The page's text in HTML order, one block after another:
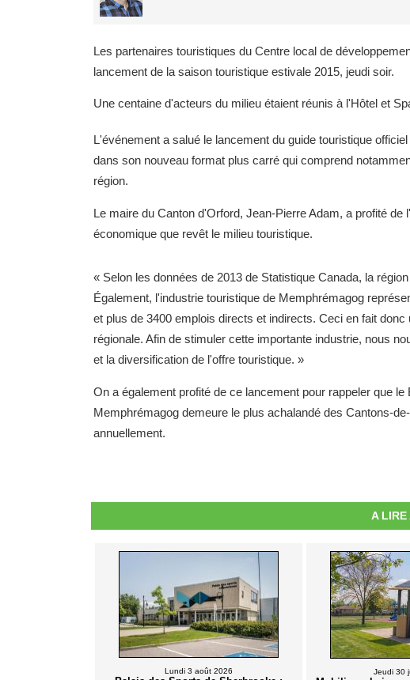
Les partenaires touristiques du Centre local de
lancement de la saison touristique estivale 2015, jeudi soir.
Une centaine d'acteurs du milieu étaient réunis à l'Hôtel et
L'événement a salué le lancement du guide touristique
dans son nouveau format plus carré qui comprend
région.
Le maire du Canton d'Orford, Jean-Pierre Adam, a profité
économique que revêt le milieu touristique.
« Selon les données de 2013 de Statistique Canada, la
Également, l'industrie touristique de Memphrémagog
et plus de 3400 emplois directs et indirects. Ceci en fait
régionale. Afin de stimuler cette importante industrie, nous
et la diversification de l'offre touristique. »
On a également profité de ce lancement pour rappeler que
Memphrémagog demeure le plus achalandé des Cantons-
annuellement.
A LIRE
Lundi 3 août 2026 Jeudi 30